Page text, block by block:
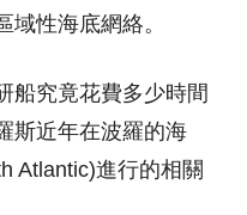
性海底網絡。
船究竟花費多少時間
斯近年在波羅的海
Atlantic)進行的相關